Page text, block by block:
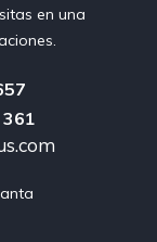
en una